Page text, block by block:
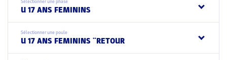
Sélectionner une phase
U 17 ANS FEMININS
Sélectionner une poule
U 17 ANS FEMININS ¨RETOUR